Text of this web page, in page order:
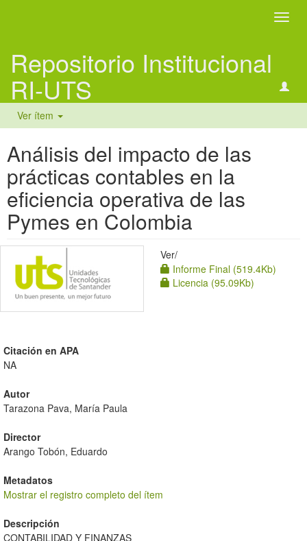
Repositorio Institucional
RI-UTS
Ver ítem
Análisis del impacto de las
prácticas contables en la
eficiencia operativa de las
Pymes en Colombia
Ver/
Informe Final (519.4Kb)
Licencia (95.09Kb)
Citación en APA
NA
Autor
Tarazona Pava, María Paula
Director
Arango Tobón, Eduardo
Metadatos
Mostrar el registro completo del ítem
Descripción
CONTABILIDAD Y FINANZAS